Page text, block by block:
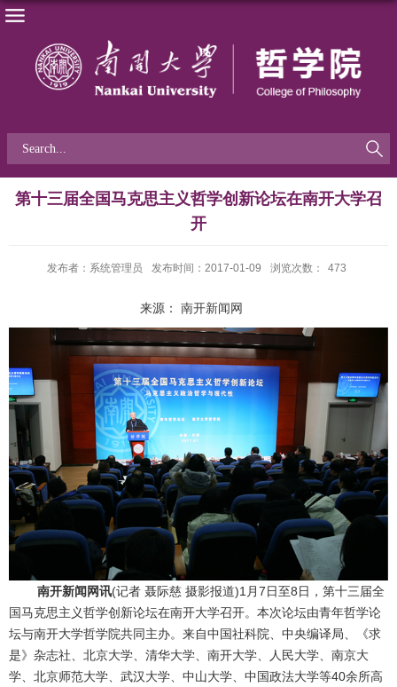
第十三届全国马克思主义哲学创新论坛在南开大学召
开
发布者：系统管理员 发布时间：2017-01-09 浏览次数： 473
来源： 南开新闻网
南开新闻网讯(记者 聂际慈 摄影报道)1月7日至8日，第十三届全
国马克思主义哲学创新论坛在南开大学召开。本次论坛由青年哲学论
坛与南开大学哲学院共同主办。来自中国社科院、中央编译局、《求
是》杂志社、北京大学、清华大学、南开大学、人民大学、南京大
学、北京师范大学、武汉大学、中山大学、中国政法大学等40余所高